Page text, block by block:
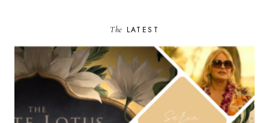
The LATEST